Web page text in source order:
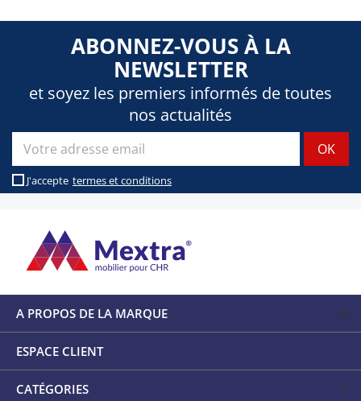
ABONNEZ-VOUS À LA
NEWSLETTER
et soyez les premiers informés de toutes
nos actualités
J'accepte termes et conditions
A PROPOS DE LA MARQUE
ESPACE CLIENT
CATÉGORIES